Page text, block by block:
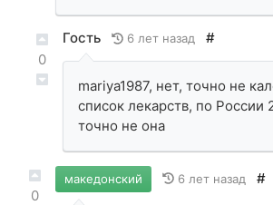
0
Гость 6 лет назад #
mariya1987, нет, точно не
список лекарств, по России
точно не она
0
македонский 6 лет назад #